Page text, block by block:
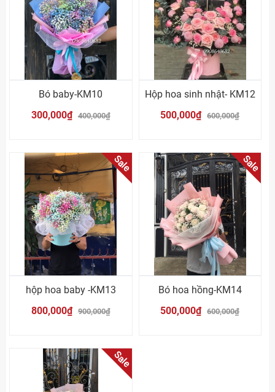
Bó baby-KM10
300,000₫ 400,000₫
Hộp hoa sinh nhật- KM12
500,000₫ 600,000₫
Sale
hộp hoa baby -KM13
800,000₫ 900,000₫
Sale
Bó hoa hồng-KM14
500,000₫ 600,000₫
Sale